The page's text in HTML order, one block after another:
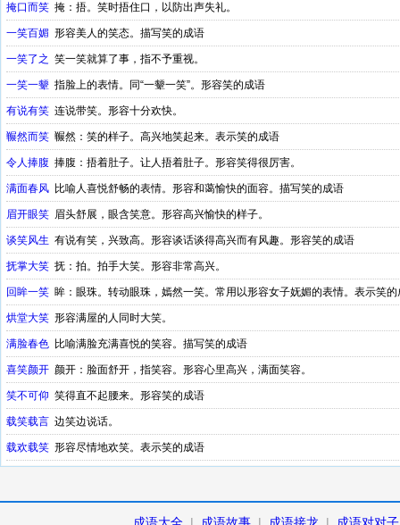
掩口而笑 掩：捂。笑时捂住口，以防出声失礼。
一笑百媚 形容美人的笑态。描写笑的成语
一笑了之 笑一笑就算了事，指不予重视。
一笑一颦 指脸上的表情。同“一颦一笑”。形容笑的成语
有说有笑 连说带笑。形容十分欢快。
冁然而笑 冁然：笑的样子。高兴地笑起来。表示笑的成语
令人捧腹 捧腹：捂着肚子。让人捂着肚子。形容笑得很厉害。
满面春风 比喻人喜悦舒畅的表情。形容和蔼愉快的面容。描写笑的成语
眉开眼笑 眉头舒展，眼含笑意。形容高兴愉快的样子。
谈笑风生 有说有笑，兴致高。形容谈话谈得高兴而有风趣。形容笑的成语
抚掌大笑 抚：拍。拍手大笑。形容非常高兴。
回眸一笑 眸：眼珠。转动眼珠，嫣然一笑。常用以形容女子妩媚的表情。表示笑的
烘堂大笑 形容满屋的人同时大笑。
满脸春色 比喻满脸充满喜悦的笑容。描写笑的成语
喜笑颜开 颜开：脸面舒开，指笑容。形容心里高兴，满面笑容。
笑不可仰 笑得直不起腰来。形容笑的成语
载笑载言 边笑边说话。
载欢载笑 形容尽情地欢笑。表示笑的成语